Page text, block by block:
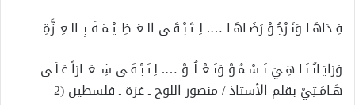
فِـدَاهَـا وَنَـرْجُـوْ رَضَـاهَـا …. لِــتَـبْـقَـى الـعَــظِــيْـمَـةَ بِــالـعِــزَّةِ
وَرَايَـاتُـنَـا هِـيَ تَـسْـمُـوْ وَتَـعْــلُــوْ …. لِـتَـبْـقَـى شِــعَــارَاً عَـلَـى
هَـامَـتِيْ بقلم الأستاذ / منصور اللوح ـ غزة ـ فلسطين (2